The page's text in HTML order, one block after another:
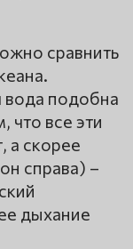
сравнить
вода подобна
что все эти
а скорее
справа) –
дыхание